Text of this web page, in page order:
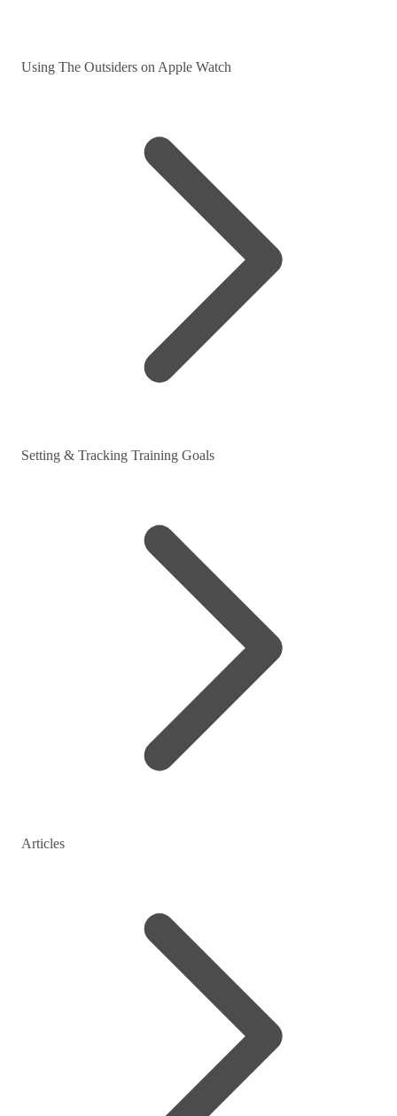
Using The Outsiders on Apple Watch
Setting & Tracking Training Goals
Articles